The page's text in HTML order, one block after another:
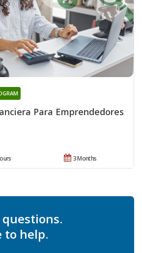
Para Emprendedores
3 Months
to help.